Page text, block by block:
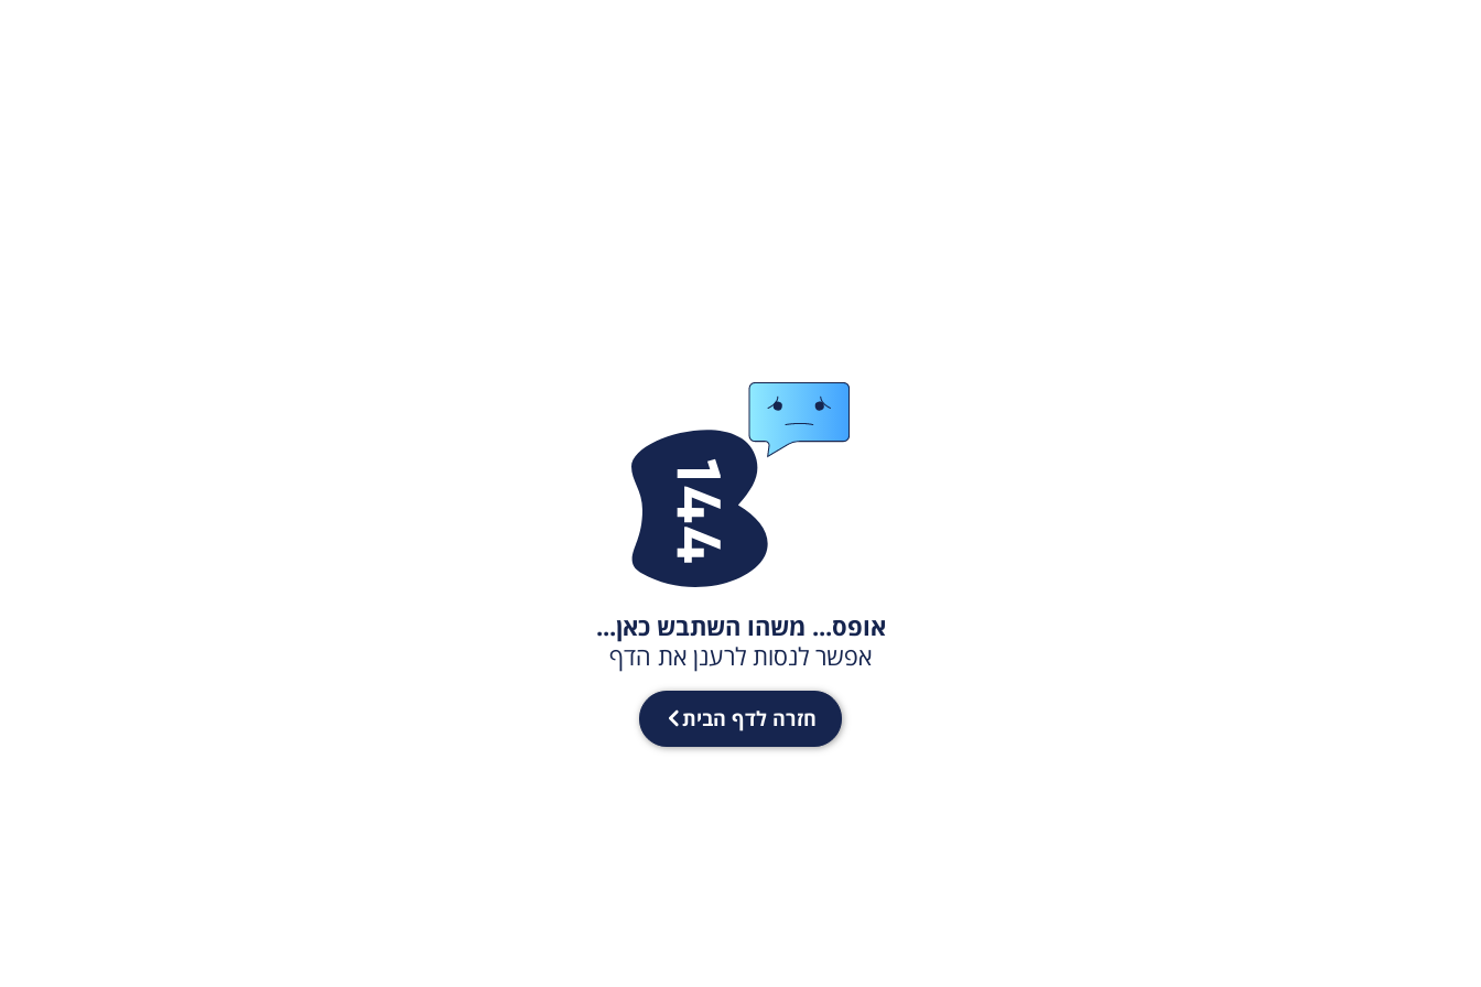
אופס... משהו השתבש כאן...
אפשר לנסות לרענן את הדף
חזרה לדף הבית